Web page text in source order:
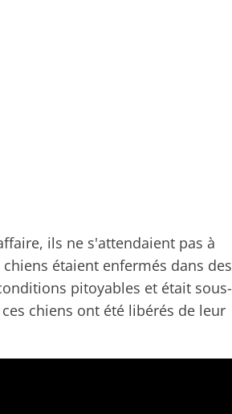
ils ne s'attendaient pas à
étaient enfermés dans des
pitoyables et était sous-
chiens ont été libérés de leur